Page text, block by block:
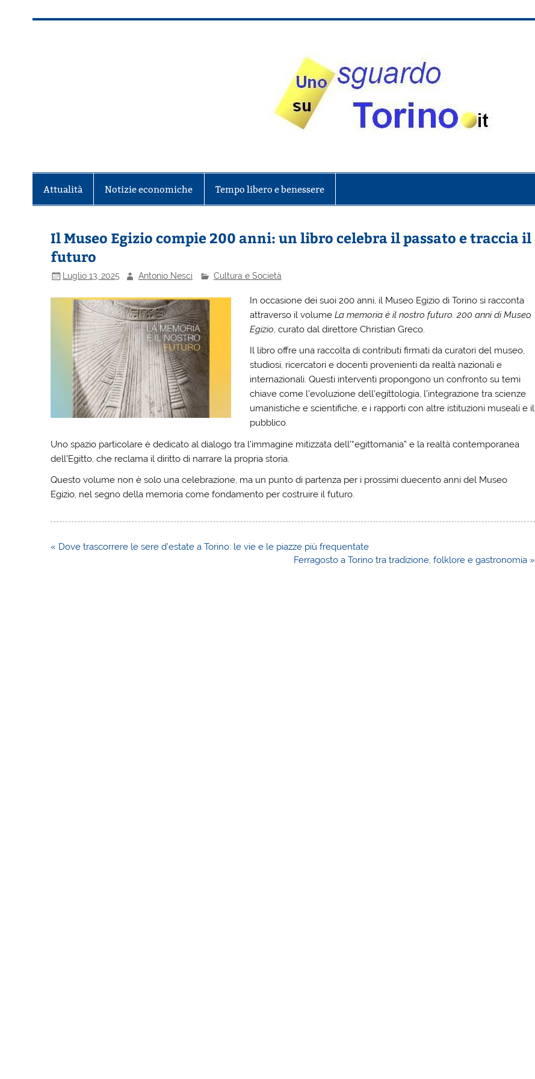
Attualità Notizie economiche Tempo libero e benessere
Il Museo Egizio compie 200 anni: un libro celebra il passato e traccia il
futuro
Luglio 13, 2025 Antonio Nesci Cultura e Società
In occasione dei suoi 200 anni, il Museo Egizio di Torino si racconta
attraverso il volume La memoria è il nostro futuro. 200 anni di Museo
Egizio, curato dal direttore Christian Greco.
Il libro offre una raccolta di contributi firmati da curatori del museo,
studiosi, ricercatori e docenti provenienti da realtà nazionali e
internazionali. Questi interventi propongono un confronto su temi
chiave come l’evoluzione dell’egittologia, l’integrazione tra scienze
umanistiche e scientifiche, e i rapporti con altre istituzioni museali e il
pubblico.
Uno spazio particolare è dedicato al dialogo tra l’immagine mitizzata dell’“egittomania” e la realtà contemporanea
dell’Egitto, che reclama il diritto di narrare la propria storia.
Questo volume non è solo una celebrazione, ma un punto di partenza per i prossimi duecento anni del Museo
Egizio, nel segno della memoria come fondamento per costruire il futuro.
Navigazione
« Dove trascorrere le sere d’estate a Torino: le vie e le piazze più frequentate
Ferragosto a Torino tra tradizione, folklore e gastronomia »